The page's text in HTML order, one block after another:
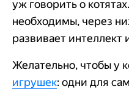
уж говорить о
необходимы, через
развивает
Желательно, чтобы у
игрушек: одни для